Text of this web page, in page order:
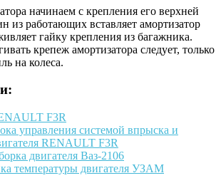
начинаем с крепления его верхней
из работающих вставляет амортизатор
гайку крепления из багажника.
крепеж амортизатора следует, только
на колеса.
F3R
управления системой впрыска и
RENAULT F3R
двигателя Ваз-2106
температуры двигателя УЗАМ